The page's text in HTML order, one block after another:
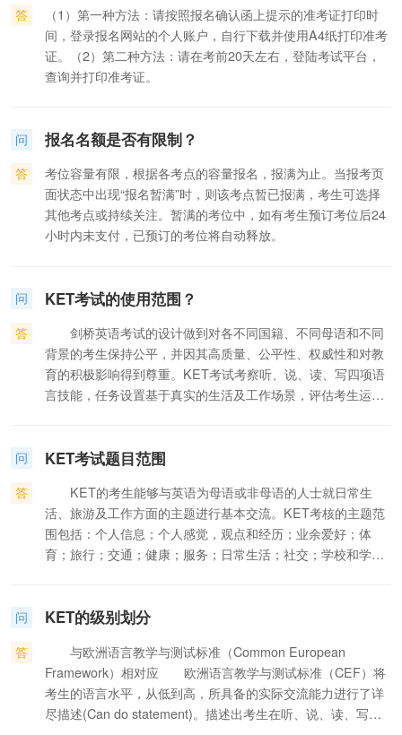
群是5年级的小学生。这个年龄段的学生比6年级的学生有时
间、有精力，又比4年级的学生有积累、有能力，提早获得剑桥
英语五级证书，是他们在小升初之战中必备的“武器”。从这个
意义上说，5年级的小学生适合参加剑桥英语五级的培训及考
答
（1）第一种方法：请按照报名确认函上提示的准考证打印时
间，登录报名网站的个人账户，自行下载并使用A4纸打印准考
证。（2）第二种方法：请在考前20天左右，登陆考试平台，
查询并打印准考证。
问 报名名额是否有限制？
答
考位容量有限，根据各考点的容量报名，报满为止。当报考页
面状态中出现“报名暂满”时，则该考点暂已报满，考生可选择
其他考点或持续关注。暂满的考位中，如有考生预订考位后24
小时内未支付，已预订的考位将自动释放。
问 KET考试的使用范围？
答
剑桥英语考试的设计做到对各不同国籍、不同母语和不同
背景的考生保持公平，并因其高质量、公平性、权威性和对教
育的积极影响得到尊重。KET考试考察听、说、读、写四项语
言技能，任务设置基于真实的生活及工作场景，评估考生运用
试的达到80个国家。这两项考试已被超过350家世界范围的企
（Simens），KPMG，可口可乐（Coca-Cola），大电报局
（Cable and Wireless）等。 · 希腊政府认可剑桥通用五级
证书考试（KET,PET,FCE,CAE,CPE）,BEC及雅思考试，并
将其作为政府工作人员的语言标准，其中包括2004年雅典奥运
的学生在小学毕业前的英语水平达到等同剑桥通用英语
（MSE）的初级水平（KET-Key Eglish Test）；在中学毕业
前的英语水平达到等同剑桥通用英语的中低级水平（PET-
Preliminary English Test）。对于智利政府提出的”English
Opens Doors”（英语打开国门），进而发展智利的战略来说，
该项目的实施非常关键。 · 意大利教育部在国家教育体系中
问 KET考试题目范围
答
KET的考生能够与英语为母语或非母语的人士就日常生
活、旅游及工作方面的主题进行基本交流。KET考核的主题范
围包括：个人信息；个人感觉，观点和经历；业余爱好；体
育；旅行；交通；健康；服务；日常生活；社交；学校和学
问 KET的级别划分
答
与欧洲语言教学与测试标准（Common European
Framework）相对应 欧洲语言教学与测试标准（CEF）将
考生的语言水平，从低到高，所具备的实际交流能力进行了详
尽描述(Can do statement)。描述出考生在听、说、读、写四